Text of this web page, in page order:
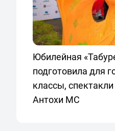
Юбилейная
подготовила для
классы,
Антохи МС